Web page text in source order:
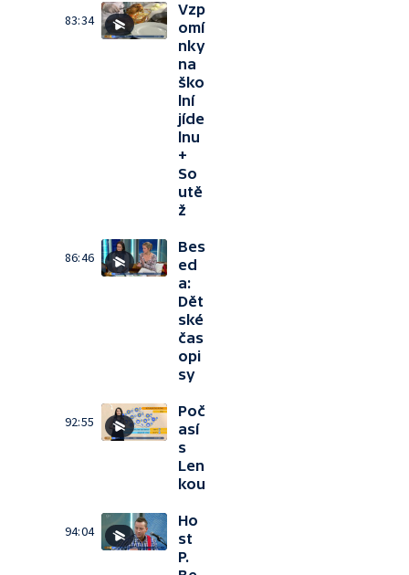
83:34
Vzp
omí
nky
na
ško
lní
jíde
lnu
+
So
utě
ž
86:46
Bes
ed
a:
Dět
ské
čas
opi
sy
92:55
Poč
así
s
Len
kou
94:04
Ho
st
P.